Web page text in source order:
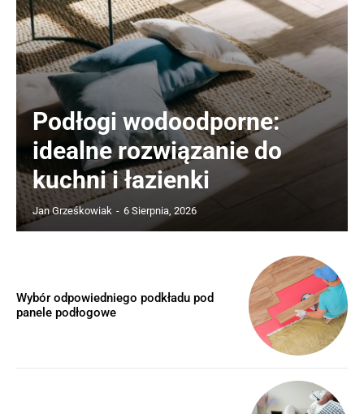
Podłogi wodoodporne:
idealne rozwiązanie do
kuchni i łazienki
Jan Grześkowiak - 6 Sierpnia, 2026
Wybór odpowiedniego podkładu pod
panele podłogowe